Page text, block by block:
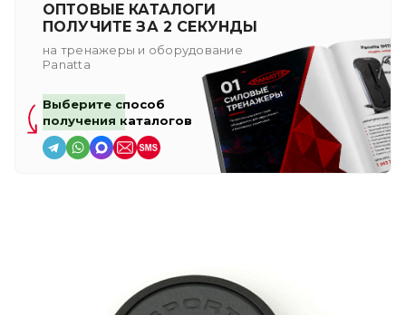
ОПТОВЫЕ КАТАЛОГИ
ПОЛУЧИТЕ ЗА 2 СЕКУНДЫ
на тренажеры и оборудование
Panatta
Выберите способ
получения каталогов